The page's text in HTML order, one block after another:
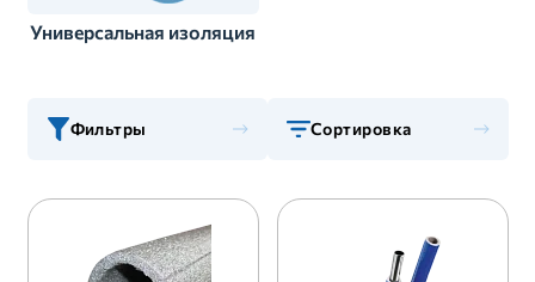
Универсальная изоляция
Фильтры Сортировка